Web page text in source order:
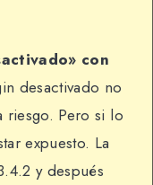
con
desactivado no
riesgo. Pero si lo
expuesto. La
y después